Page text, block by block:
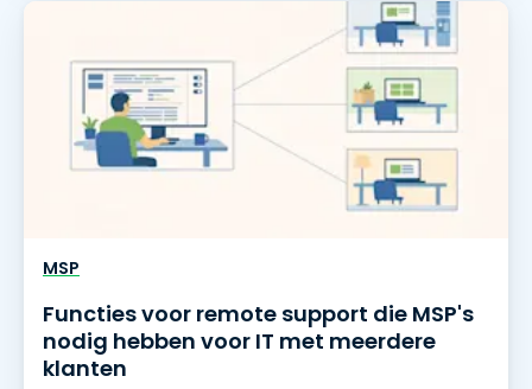
MSP
Functies voor remote support die MSP's
nodig hebben voor IT met meerdere
klanten